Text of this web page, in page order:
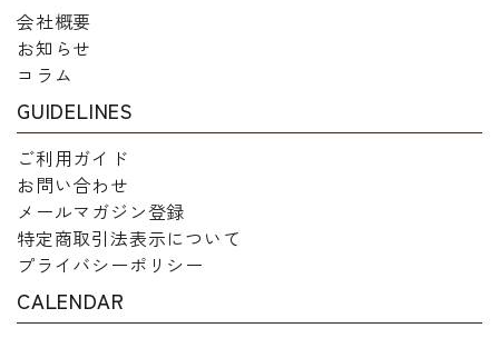
会社概要
お知らせ
コラム
GUIDELINES
ご利用ガイド
お問い合わせ
メールマガジン登録
特定商取引法表示について
プライバシーポリシー
CALENDAR